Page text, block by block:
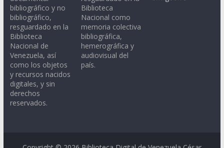
bibliográfico y no
bibliográfico,
resguardado en la
Biblioteca
Nacional de
Venezuela, así
como los objetos
y recursos nacidos
digitales, y sin
derechos
reservados.
Biblioteca
Nacional como
memoria colectiva
bibliográfica,
hemerográfica y
audiovisual del
país.